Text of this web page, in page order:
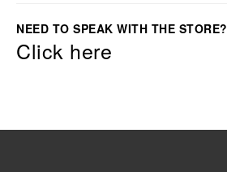
NEED TO SPEAK WITH THE STORE?
Click here